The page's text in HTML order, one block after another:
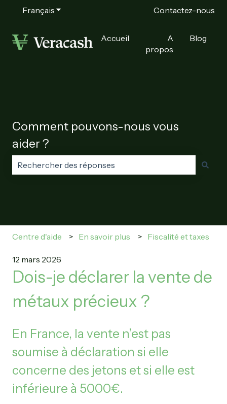
Français Afficher le sous-menu pour les traductions
Contactez-nous
Accueil
A
propos
Blog
Comment pouvons-nous vous
aider ?
Centre d'aide En savoir plus Fiscalité et taxes
12 mars 2026
Dois-je déclarer la vente de
métaux précieux ?
En France, la vente n’est pas
soumise à déclaration si elle
concerne des jetons et si elle est
inférieure à 5000€.